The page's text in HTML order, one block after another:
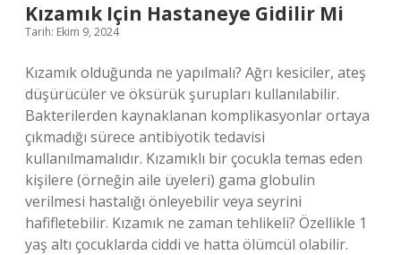
Kızamık Için Hastaneye Gidilir Mi
Tarih: Ekim 9, 2024
Kızamık olduğunda ne yapılmalı? Ağrı kesiciler, ateş
düşürücüler ve öksürük şurupları kullanılabilir.
Bakterilerden kaynaklanan komplikasyonlar ortaya
çıkmadığı sürece antibiyotik tedavisi
kullanılmamalıdır. Kızamıklı bir çocukla temas eden
kişilere (örneğin aile üyeleri) gama globulin
verilmesi hastalığı önleyebilir veya seyrini
hafifletebilir. Kızamık ne zaman tehlikeli? Özellikle 1
yaş altı çocuklarda ciddi ve hatta ölümcül olabilir.